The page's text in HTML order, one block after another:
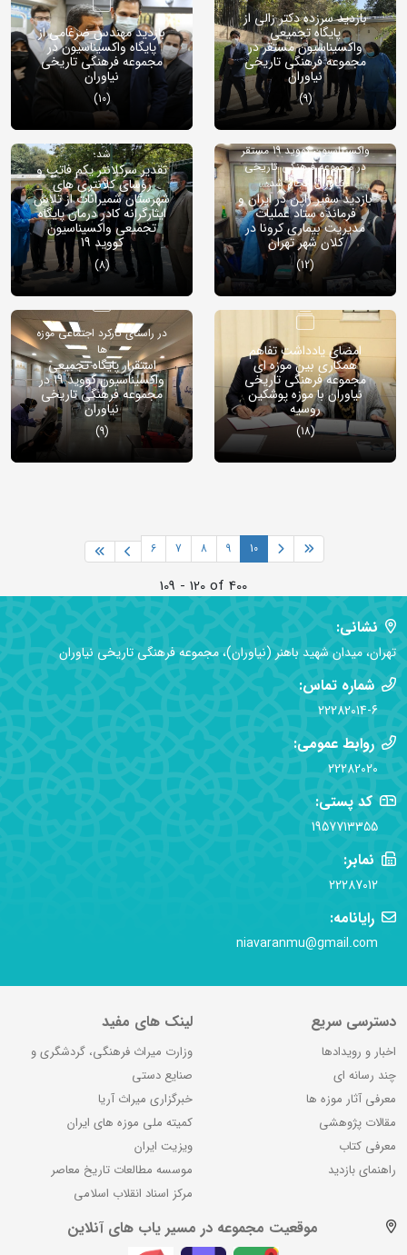
بازدید مهندس ضرغامی از
پایگاه واکسیناسیون در
مجموعه فرهنگی تاریخی
نیاوران
(10)
بازدید سرزده دکتر زالی از
پایگاه تجمیعی
واکسیناسیون مستقر در
مجموعه فرهنگی تاریخی
نیاوران
(9)
شد؛
تقدیر سرکلانتر یکم فاتب و
رؤسای کلانتری های
شهرستان شمیرانات از تلاش‌
ایثارگرانه کادر درمان پایگاه
تجمیعی واکسیناسیون
کووید 19
(8)
در پایگاه تجمیعی
واکسیناسیون کووید 19 مستقر
در مجموعه فرهنگی تاریخی
نیاوران انجام شد؛
بازدید سفیر ژاپن در ایران و
فرمانده ستاد عملیات
مدیریت بیماری کرونا در
کلان شهر تهران
(12)
در راستای کارکرد اجتماعی موزه
ها
استقرار پایگاه تجمیعی
واکسیناسیون کووید 19 در
مجموعه فرهنگی تاریخی
نیاوران
(9)
امضای یادداشت تفاهم
همکاری بین موزه ای
مجموعه فرهنگی تاریخی
نیاوران با موزه پوشکین
روسیه
(18)
6 7 8 9 10
109 - 120 of 400
نشانی:
تهران، میدان شهید باهنر (نیاوران)، مجموعه فرهنگی تاریخی نیاوران
شماره تماس:
22282014-6
روابط عمومی:
22282020
کد پستی:
1957713355
نمابر:
22287012
رایانامه:
niavaranmu@gmail.com
دسترسی سریع
اخبار و رویدادها
چند رسانه ای
معرفی آثار موزه ها
مقالات پژوهشی
معرفی کتاب
راهنمای بازدید
لینک های مفید
وزارت میراث فرهنگی، گردشگری و
صنایع دستی
خبرگزاری میراث آریا
کمیته ملی موزه های ایران
ویزیت ایران
موسسه مطالعات تاریخ معاصر
مرکز اسناد انقلاب اسلامی
موقعیت مجموعه در مسیر یاب های آنلاین